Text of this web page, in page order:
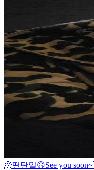
🫠떤탄일🙃See you